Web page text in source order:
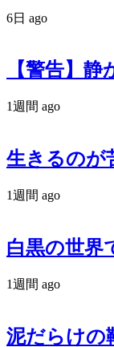
6日 ago
【警告】
1週間 ago
生きるのが
1週間 ago
白黒の世界
1週間 ago
泥だらけの